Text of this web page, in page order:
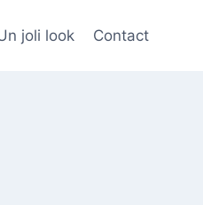
joli look Contact